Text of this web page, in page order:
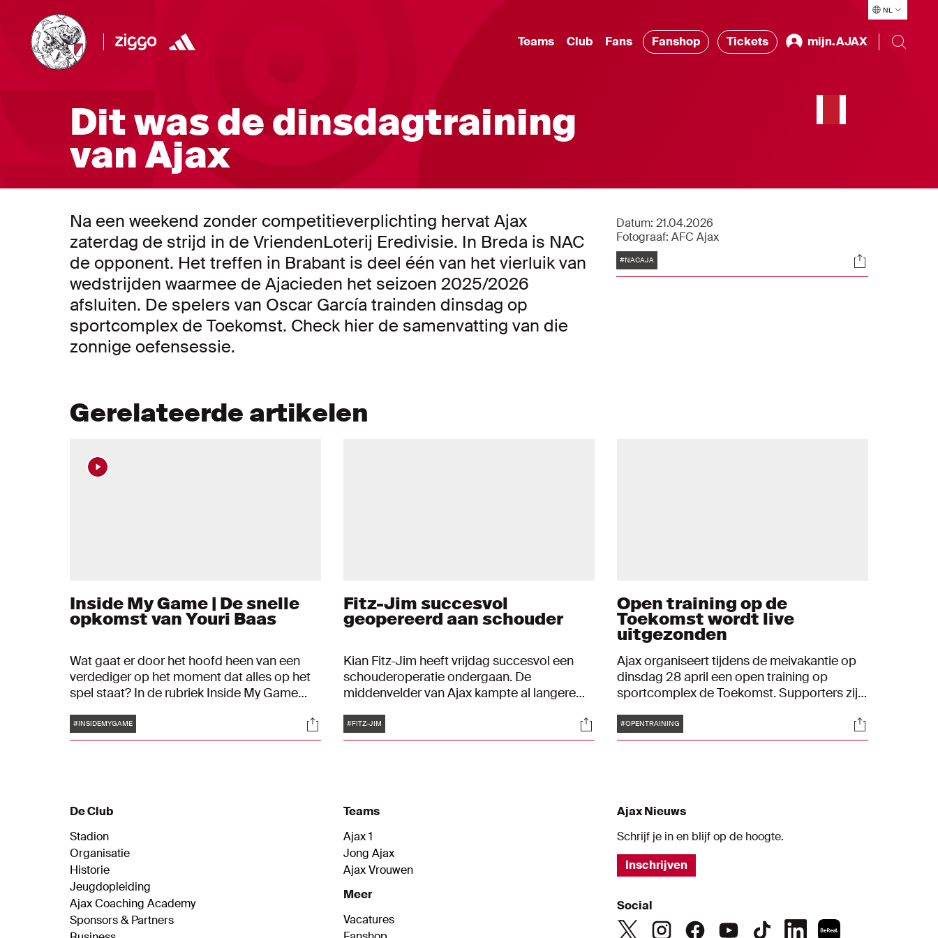
NL
Teams Club Fans Fanshop Tickets mijn.AJAX
Dit was de dinsdagtraining
van Ajax
Na een weekend zonder competitieverplichting hervat Ajax
zaterdag de strijd in de VriendenLoterij Eredivisie. In Breda is NAC
de opponent. Het treffen in Brabant is deel één van het vierluik van
wedstrijden waarmee de Ajacieden het seizoen 2025/2026
afsluiten. De spelers van Oscar García trainden dinsdag op
sportcomplex de Toekomst. Check hier de samenvatting van die
zonnige oefensessie.
Datum: 21.04.2026
Fotograaf: AFC Ajax
Tags
#NACAJA Socials
Gerelateerde artikelen
Inside My Game | De snelle
opkomst van Youri Baas
Wat gaat er door het hoofd heen van een
verdediger op het moment dat alles op het
spel staat? In de rubriek Inside My Game
van Ajax om zijn eigen wedstrijden te
analyseren. Hij neem ons mee in de keuzes
Tags
#INSIDEMYGAME Socials
Fitz-Jim succesvol
geopereerd aan schouder
Kian Fitz-Jim heeft vrijdag succesvol een
schouderoperatie ondergaan. De
middenvelder van Ajax kampte al langere
Tags
#FITZ-JIM Socials
Open training op de
Toekomst wordt live
uitgezonden
Ajax organiseert tijdens de meivakantie op
dinsdag 28 april een open training op
sportcomplex de Toekomst. Supporters zijn
A-selectie start om 11:30 uur. Deze open
training wordt live uitgezonden via de Ajax
Tags
#OPENTRAINING Socials
De Club
Stadion
Organisatie
Historie
Jeugdopleiding
Ajax Coaching Academy
Sponsors & Partners
Teams
Ajax 1
Jong Ajax
Ajax Vrouwen
Meer
Vacatures
Ajax Nieuws
Schrijf je in en blijf op de hoogte.
Inschrijven
Social